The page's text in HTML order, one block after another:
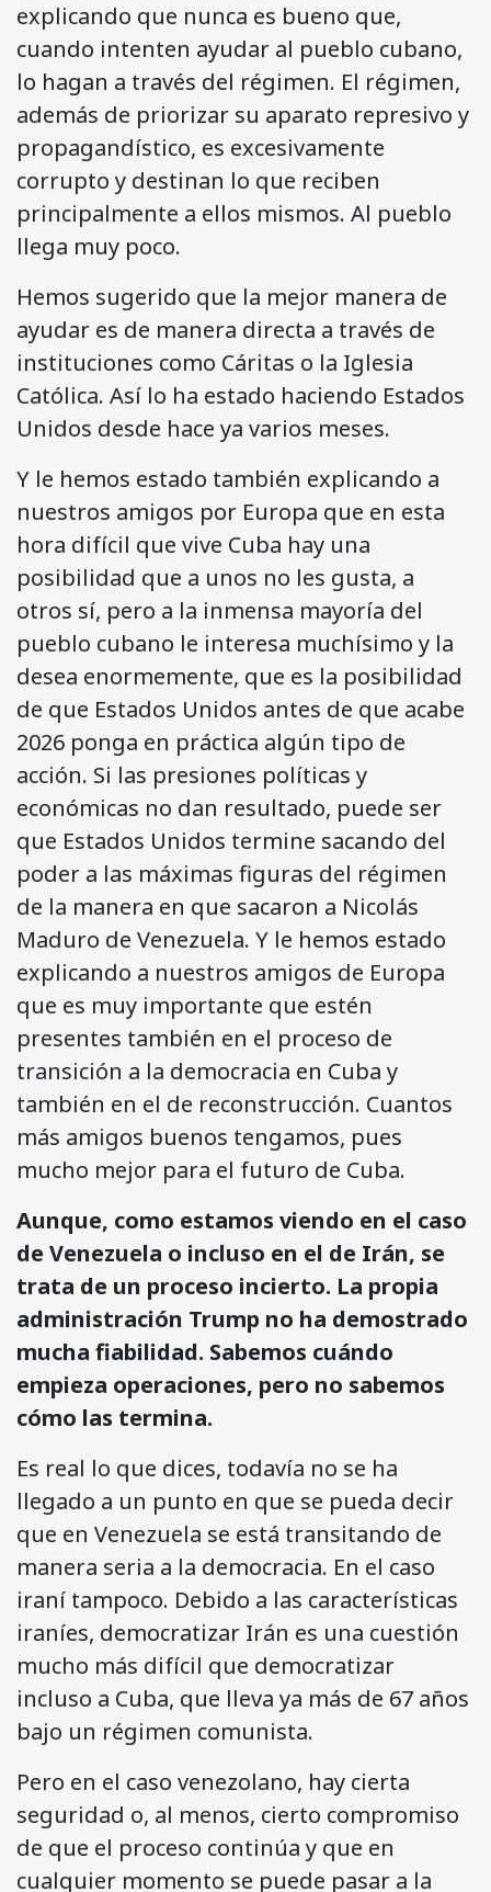
explicando que nunca es bueno que,
cuando intenten ayudar al pueblo cubano,
lo hagan a través del régimen. El régimen,
además de priorizar su aparato represivo y
propagandístico, es excesivamente
corrupto y destinan lo que reciben
principalmente a ellos mismos. Al pueblo
llega muy poco.
Hemos sugerido que la mejor manera de
ayudar es de manera directa a través de
instituciones como Cáritas o la Iglesia
Católica. Así lo ha estado haciendo Estados
Unidos desde hace ya varios meses.
Y le hemos estado también explicando a
nuestros amigos por Europa que en esta
hora difícil que vive Cuba hay una
posibilidad que a unos no les gusta, a
otros sí, pero a la inmensa mayoría del
pueblo cubano le interesa muchísimo y la
desea enormemente, que es la posibilidad
de que Estados Unidos antes de que acabe
2026 ponga en práctica algún tipo de
acción. Si las presiones políticas y
económicas no dan resultado, puede ser
que Estados Unidos termine sacando del
poder a las máximas figuras del régimen
de la manera en que sacaron a Nicolás
Maduro de Venezuela. Y le hemos estado
explicando a nuestros amigos de Europa
que es muy importante que estén
presentes también en el proceso de
transición a la democracia en Cuba y
también en el de reconstrucción. Cuantos
más amigos buenos tengamos, pues
mucho mejor para el futuro de Cuba.
Aunque, como estamos viendo en el caso
de Venezuela o incluso en el de Irán, se
trata de un proceso incierto. La propia
administración Trump no ha demostrado
mucha fiabilidad. Sabemos cuándo
empieza operaciones, pero no sabemos
cómo las termina.
Es real lo que dices, todavía no se ha
llegado a un punto en que se pueda decir
que en Venezuela se está transitando de
manera seria a la democracia. En el caso
iraní tampoco. Debido a las características
iraníes, democratizar Irán es una cuestión
mucho más difícil que democratizar
incluso a Cuba, que lleva ya más de 67 años
bajo un régimen comunista.
Pero en el caso venezolano, hay cierta
seguridad o, al menos, cierto compromiso
de que el proceso continúa y que en
cualquier momento se puede pasar a la